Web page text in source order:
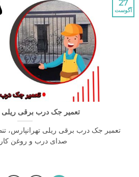
تعمیر جک درب برقی ریلی
جک درب برقی ریلی تهرانپارس، تنظیمات
صدای درب و روغن کاری [...]